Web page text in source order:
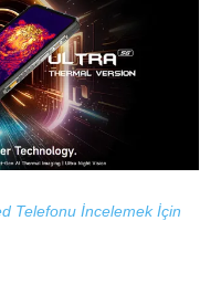
Telefonu İncelemek İçin